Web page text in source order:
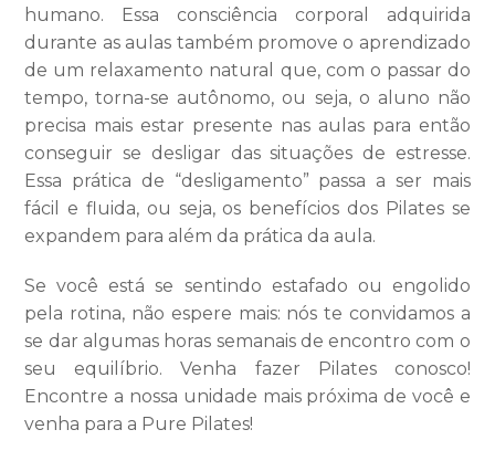
humano. Essa consciência corporal adquirida
durante as aulas também promove o aprendizado
de um relaxamento natural que, com o passar do
tempo, torna-se autônomo, ou seja, o aluno não
precisa mais estar presente nas aulas para então
conseguir se desligar das situações de estresse.
Essa prática de “desligamento” passa a ser mais
fácil e fluida, ou seja, os benefícios dos Pilates se
expandem para além da prática da aula.
Se você está se sentindo estafado ou engolido
pela rotina, não espere mais: nós te convidamos a
se dar algumas horas semanais de encontro com o
seu equilíbrio. Venha fazer Pilates conosco!
Encontre a nossa unidade mais próxima de você e
venha para a Pure Pilates!